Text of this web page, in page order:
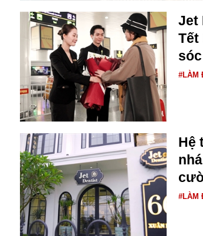
Bản quyền
Bảo tàng
Blockchain
Bộ Ngoại giao
Bình Dương
Biển Đen
Boeing
Bình Định
Bulgaria
Biến chủng
Baikal
Bakhmut
Bulagria
Jet
Tết
#LÀM
Hệ
#LÀM